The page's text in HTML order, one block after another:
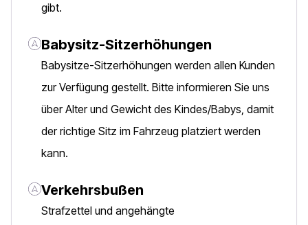
gibt.
Babysitz-Sitzerhöhungen
Babysitze-Sitzerhöhungen werden allen Kunden
zur Verfügung gestellt. Bitte informieren Sie uns
über Alter und Gewicht des Kindes/Babys, damit
der richtige Sitz im Fahrzeug platziert werden
kann.
Verkehrsbußen
Strafzettel und angehängte